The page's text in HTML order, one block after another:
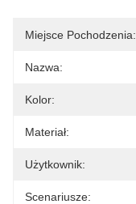
Miejsce Pochodzenia:
Nazwa:
Kolor:
Materiał:
Użytkownik:
Scenariusze: